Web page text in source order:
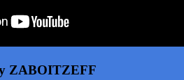
ZABOITZEFF